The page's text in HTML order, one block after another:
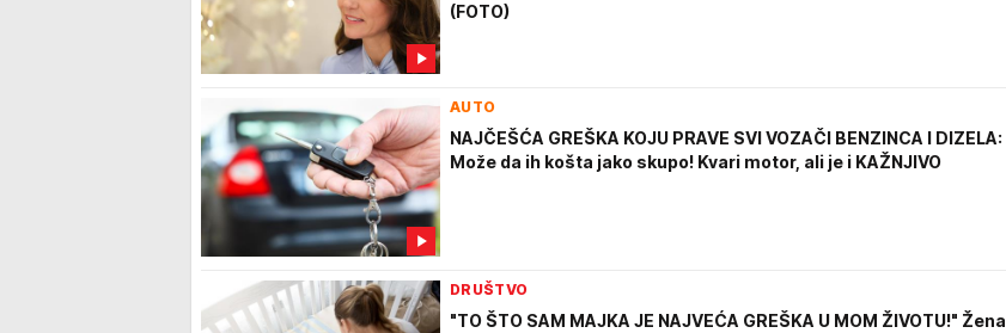
(FOTO)
AUTO
NAJČEŠĆA GREŠKA KOJU PRAVE SVI VOZAČI BENZINCA I DIZELA:
Može da ih košta jako skupo! Kvari motor, ali je i KAŽNJIVO
DRUŠTVO
"TO ŠTO SAM MAJKA JE NAJVEĆA GREŠKA U MOM ŽIVOTU!" Žena